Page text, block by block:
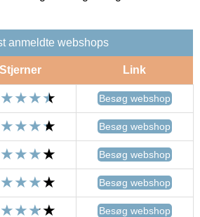
anmeldte webshops
Stjerner Link
Besøg webshop
Besøg webshop
Besøg webshop
Besøg webshop
Besøg webshop